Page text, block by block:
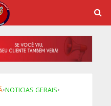
•NOTICIAS GERAIS•